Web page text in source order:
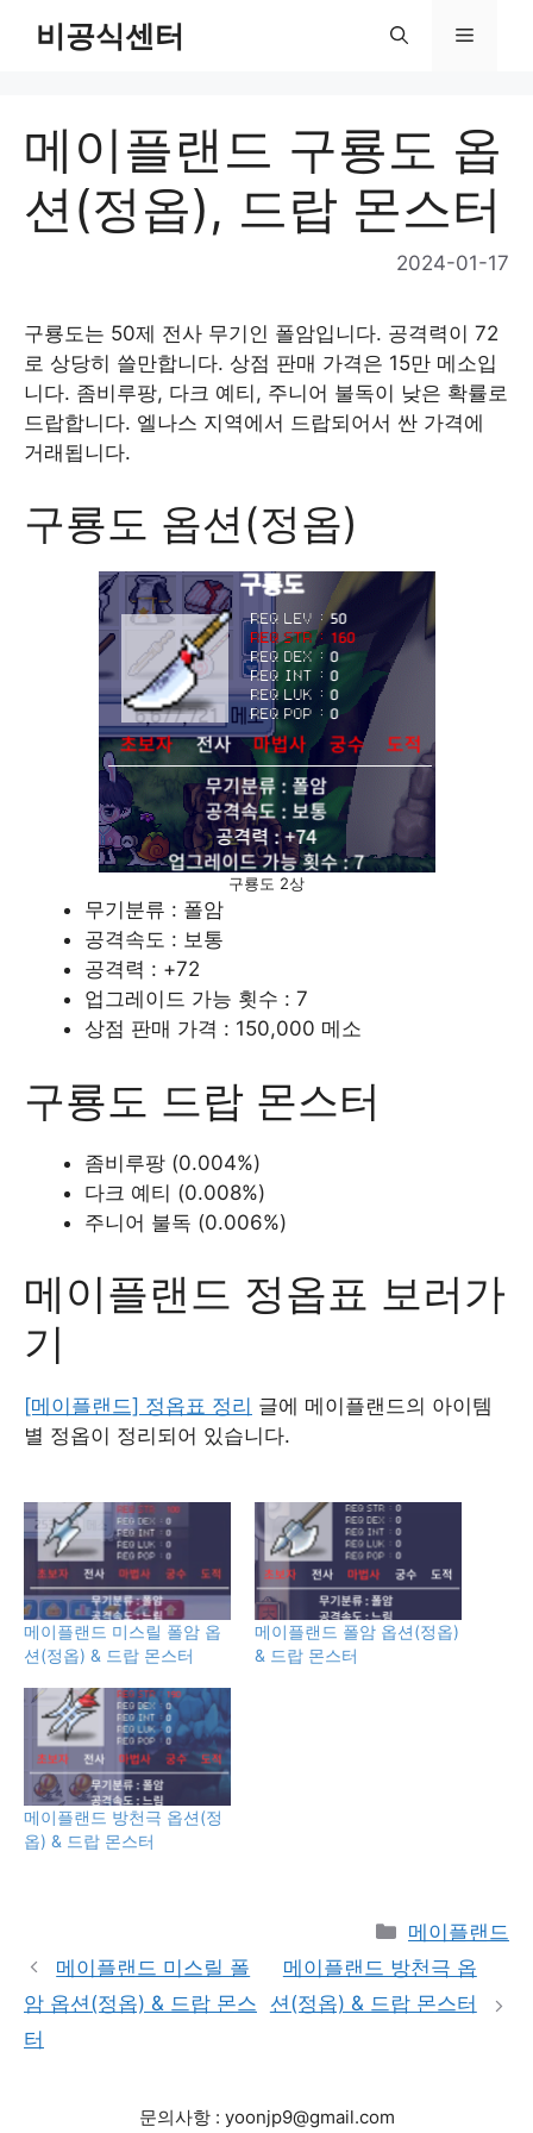
비공식센터 Menu
메이플랜드 구룡도 옵
션(정옵), 드랍 몬스터
2024-01-17
구룡도는 50제 전사 무기인 폴암입니다. 공격력이 72
로 상당히 쓸만합니다. 상점 판매 가격은 15만 메소입
니다. 좀비루팡, 다크 예티, 주니어 불독이 낮은 확률로
드랍합니다. 엘나스 지역에서 드랍되어서 싼 가격에
거래됩니다.
구룡도 옵션(정옵)
구룡도 2상
무기분류 : 폴암
공격속도 : 보통
공격력 : +72
업그레이드 가능 횟수 : 7
상점 판매 가격 : 150,000 메소
구룡도 드랍 몬스터
좀비루팡 (0.004%)
다크 예티 (0.008%)
주니어 불독 (0.006%)
메이플랜드 정옵표 보러가
기
[메이플랜드] 정옵표 정리 글에 메이플랜드의 아이템
별 정옵이 정리되어 있습니다.
메이플랜드 미스릴 폴암 옵
션(정옵) & 드랍 몬스터
메이플랜드 폴암 옵션(정옵)
& 드랍 몬스터
메이플랜드 방천극 옵션(정
옵) & 드랍 몬스터
Categories
메이플랜드
메이플랜드 미스릴 폴
암 옵션(정옵) & 드랍 몬스
터
메이플랜드 방천극 옵
션(정옵) & 드랍 몬스터
문의사항 : yoonjp9@gmail.com